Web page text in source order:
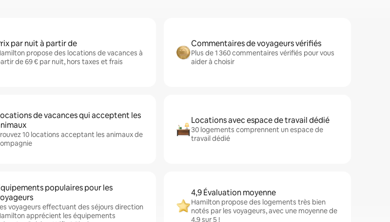
par nuit à partir de
propose des locations de vacances à
de 69 € par nuit, hors taxes et frais
Commentaires de voyageurs vérifiés
Plus de 1 360 commentaires vérifiés pour vous
aider à choisir
de vacances qui acceptent les
10 locations acceptant les animaux de
Locations avec espace de travail dédié
30 logements comprennent un espace de
travail dédié
populaires pour les
voyageurs effectuant des séjours direction
apprécient les équipements
4,9 Évaluation moyenne
Hamilton propose des logements très bien
notés par les voyageurs, avec une moyenne de
4,9 sur 5 !